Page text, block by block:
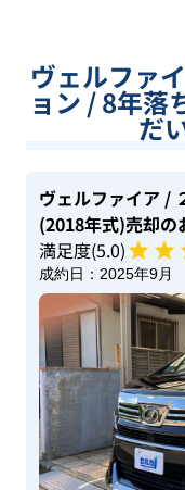
ヴェルファ
ョン / 8年落
だ
ヴェルファイア /
(2018年式)売却の
満足度(5.0)
成約日： 2025年9月